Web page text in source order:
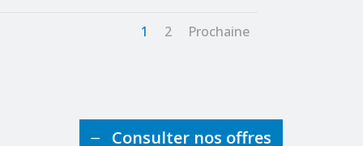
1 2 Prochaine
Consulter nos offres